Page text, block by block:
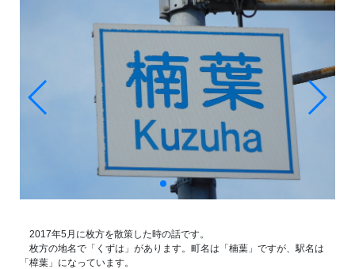
2017年5月に枚方を散策した時の話です。
枚方の地名で「くずは」があります。町名は「楠葉」ですが、駅名は
「樟葉」になっています。